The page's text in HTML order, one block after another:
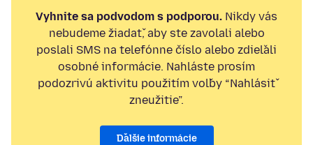
Vyhnite sa podvodom s podporou. Nikdy vás
nebudeme žiadať, aby ste zavolali alebo
poslali SMS na telefónne číslo alebo zdieľali
osobné informácie. Nahláste prosím
podozrivú aktivitu použitím voľby “Nahlásiť
zneužitie”.
Ďalšie informácie